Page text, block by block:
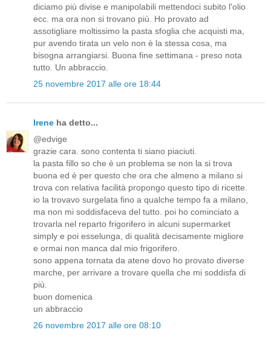
diciamo più divise e manipolabili mettendoci subito l'olio
ecc. ma ora non si trovano più. Ho provato ad
assotigliare moltissimo la pasta sfoglia che acquisti ma,
pur avendo tirata un velo non è la stessa cosa, ma
bisogna arrangiarsi. Buona fine settimana - preso nota
tutto. Un abbraccio.
25 novembre 2017 alle ore 18:44
Irene ha detto...
@edvige
grazie cara. sono contenta ti siano piaciuti.
la pasta fillo so che è un problema se non la si trova
buona ed è per questo che ora che almeno a milano si
trova con relativa facilità propongo questo tipo di ricette.
io la trovavo surgelata fino a qualche tempo fa a milano,
ma non mi soddisfaceva del tutto. poi ho cominciato a
trovarla nel reparto frigorifero in alcuni supermarket
simply e poi esselunga, di qualità decisamente migliore
e ormai non manca dal mio frigorifero.
sono appena tornata da atene dovo ho provato diverse
marche, per arrivare a trovare quella che mi soddisfa di
più.
buon domenica
un abbraccio
26 novembre 2017 alle ore 08:10